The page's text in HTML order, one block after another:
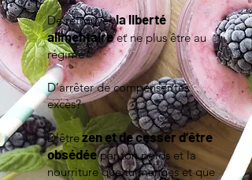
De retrouverla liberté
alimentaireet ne plus être au
régime
D’arrêter de compenser tes
excès?
D’êtrezen et de cesser d’être
obsédéepar ton poids et la
nourriture que tu manges et que